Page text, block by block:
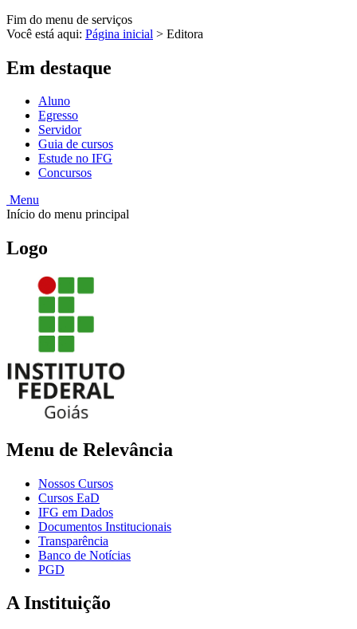
Fim do menu de serviços
Você está aqui: Página inicial > Editora
Em destaque
Aluno
Egresso
Servidor
Guia de cursos
Estude no IFG
Concursos
Menu
Início do menu principal
Logo
Menu de Relevância
Nossos Cursos
Cursos EaD
IFG em Dados
Documentos Institucionais
Transparência
Banco de Notícias
PGD
A Instituição